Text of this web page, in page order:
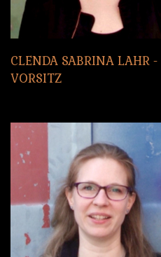
CLENDA SABRINA LAHR -
VORSITZ